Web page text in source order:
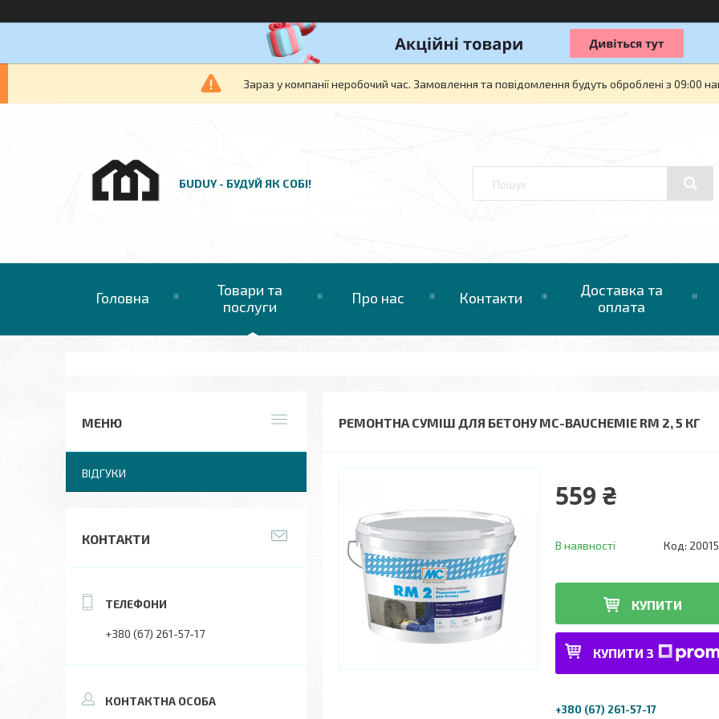
Зараз у компанії неробочий час. Замовлення та повідомлення будуть оброблені з 09:00
БUDUY - БУДУЙ ЯК СОБІ!
Головна
Товари та
послуги
Про нас Контакти
Доставка та
оплата
РЕМОНТНА СУМІШ ДЛЯ БЕТОНУ MC-BAUCHEMIE RM 2, 5 КГ
559 ₴
В наявності Код:
КУПИТИ
КУПИТИ З
+380 (67) 261-57-17
ВІДГУКИ
КОНТАКТИ
+380 (67) 261-57-17